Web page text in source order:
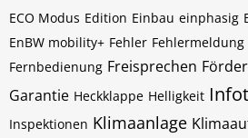
ECO Modus Edition Einbau einphasig
EnBW mobility+ Fehler Fehlermeldung
Fernbedienung Freisprechen
Garantie Heckklappe Helligkeit
Inspektionen Klimaanlage